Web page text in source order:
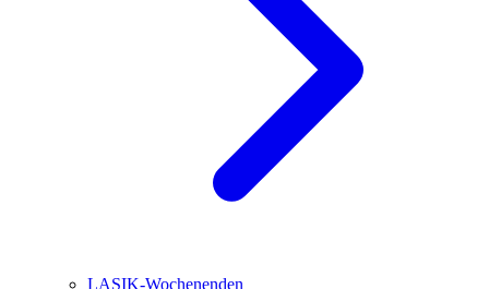
LASIK-Wochenenden